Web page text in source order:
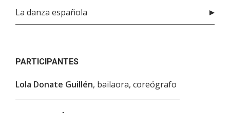
La danza española
PARTICIPANTES
Lola Donate Guillén, bailaora, coreógrafo